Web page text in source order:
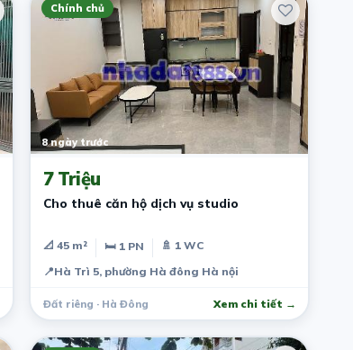
Chính chủ
8 ngày trước
7 Triệu
Cho thuê căn hộ dịch vụ studio
📐 45 m² 🛏 1 PN
🚿 1 WC
📍Hà Trì 5, phường Hà đông Hà nội
Đất riêng · Hà Đông Xem chi tiết →